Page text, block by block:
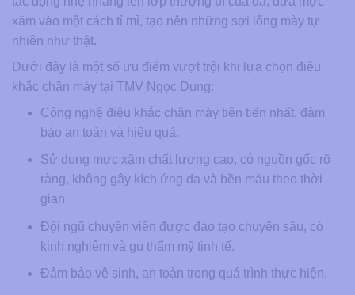
xăm vào một cách tỉ mỉ, tạo nên những sợi lông mày tự
nhiên như thật.
Dưới đây là một số ưu điểm vượt trội khi lựa chọn điêu
khắc chân mày tại TMV Ngọc Dung:
Công nghệ điêu khắc chân mày tiên tiến nhất, đảm
bảo an toàn và hiệu quả.
Sử dụng mực xăm chất lượng cao, có nguồn gốc rõ
ràng, không gây kích ứng da và bền màu theo thời
gian.
Đội ngũ chuyên viên được đào tạo chuyên sâu, có
kinh nghiệm và gu thẩm mỹ tinh tế.
Đảm bảo vệ sinh, an toàn trong quá trình thực hiện.